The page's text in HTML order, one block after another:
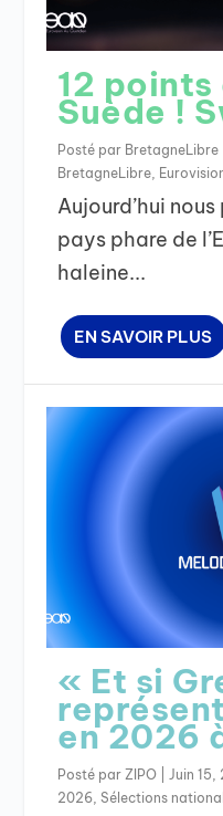
12
Suède !
Posté par BretagneLibre
BretagneLibre
Aujourd’hui
pays phare de
haleine...
EN SAVOIR PLUS
« Et si
en 2026
Posté parZIPO Juin
2026 ,Sélections